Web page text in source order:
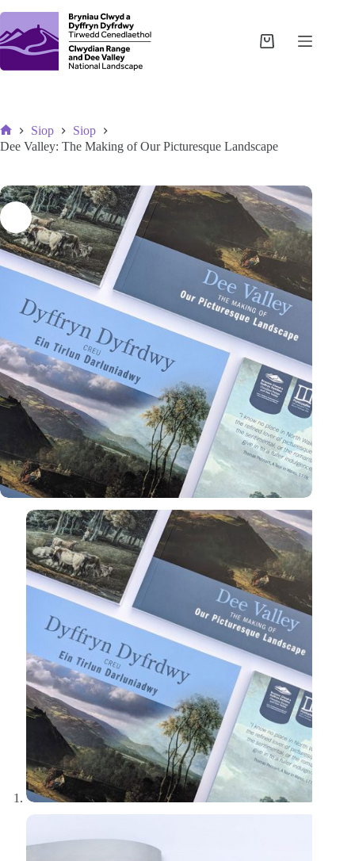
content
Shopping
Home
Siop
Siop
Dee Valley: The Making of Our Picturesque Landscape